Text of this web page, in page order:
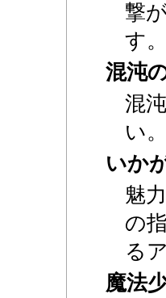
撃
す。
混沌
混
い
いか
魅
の
る
魔法